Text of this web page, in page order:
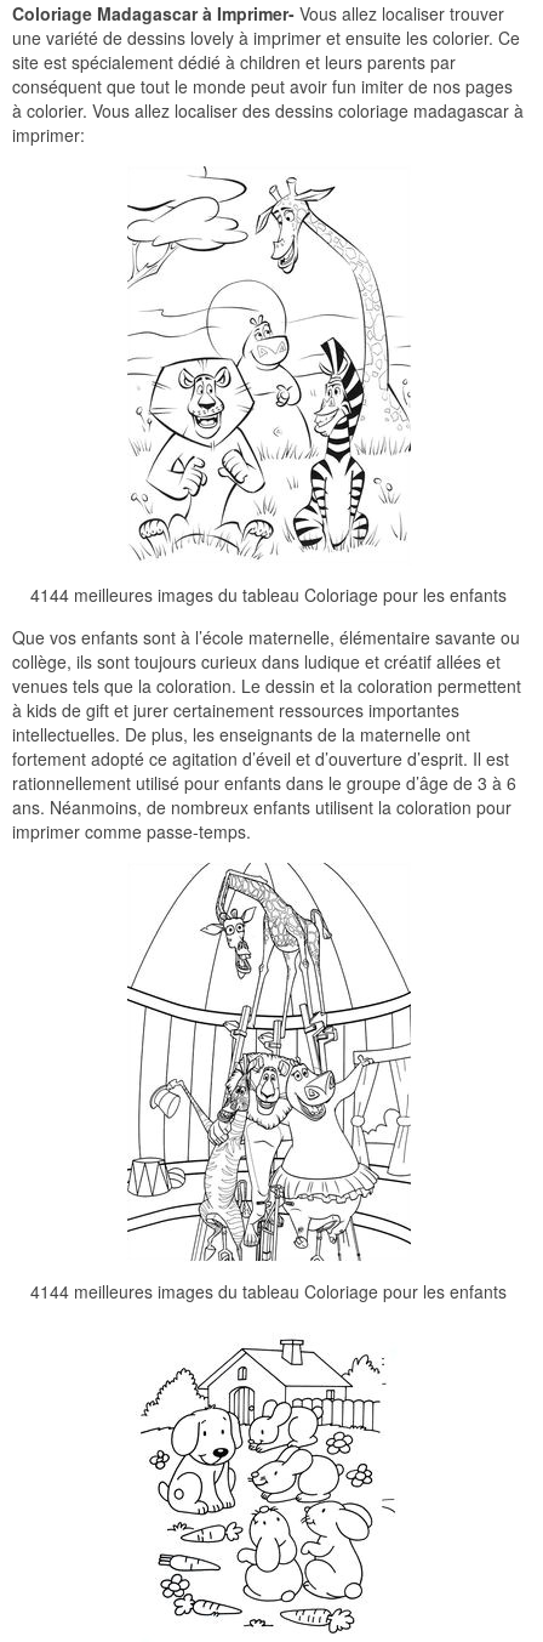
Coloriage Madagascar à Imprimer- Vous allez localiser trouver
une variété de dessins lovely à imprimer et ensuite les colorier. Ce
site est spécialement dédié à children et leurs parents par
conséquent que tout le monde peut avoir fun imiter de nos pages
à colorier. Vous allez localiser des dessins coloriage madagascar à
imprimer:
4144 meilleures images du tableau Coloriage pour les enfants
Que vos enfants sont à l’école maternelle, élémentaire savante ou
collège, ils sont toujours curieux dans ludique et créatif allées et
venues tels que la coloration. Le dessin et la coloration permettent
à kids de gift et jurer certainement ressources importantes
intellectuelles. De plus, les enseignants de la maternelle ont
fortement adopté ce agitation d’éveil et d’ouverture d’esprit. Il est
rationnellement utilisé pour enfants dans le groupe d’âge de 3 à 6
ans. Néanmoins, de nombreux enfants utilisent la coloration pour
imprimer comme passe-temps.
4144 meilleures images du tableau Coloriage pour les enfants